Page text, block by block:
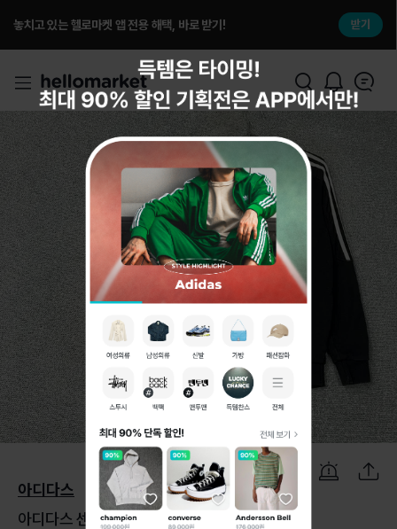
놓치고 있는 헬로마켓 앱 전용 해택, 바로 받기! 받기
1 / 5
아디다스
아디다스 센터로고 삼선 맨투맨 M